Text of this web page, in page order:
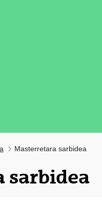
Masterretara sarbidea
sarbidea